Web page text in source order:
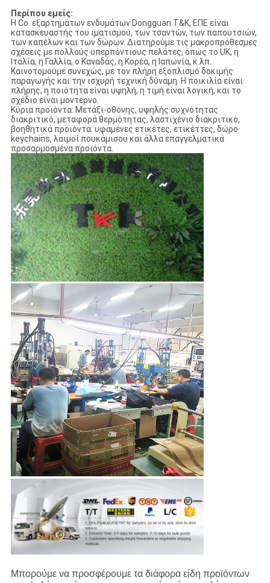
Περίπου εμείς:
Η Co. εξαρτημάτων ενδυμάτων Dongguan T&K, ΕΠΕ είναι
κατασκευαστής του ιματισμού, των τσαντών, των παπουτσιών,
των καπέλων και των δώρων. Διατηρούμε τις μακροπρόθεσμες
σχέσεις με πολλούς υπερπόντιους πελάτες, όπως το UK, η
Ιταλία, η Γαλλία, ο Καναδάς, η Κορέα, η Ιαπωνία, κ.λπ.
Καινοτομούμε συνεχώς, με τον πλήρη εξοπλισμό δοκιμής
παραγωγής και την ισχυρή τεχνική δύναμη. Η ποικιλία είναι
πλήρης, η ποιότητα είναι υψηλή, η τιμή είναι λογική, και το
σχέδιο είναι μοντέρνο.
Κύρια προϊόντα: Μετάξι-οθόνης, υψηλής συχνότητας
διακριτικό, μεταφορά θερμότητας, λαστιχένιο διακριτικό,
βοηθητικά προϊόντα: υφαμένες ετικέτες, ετικέττες, δώρο
keychains, λαιμοί πουκάμισου και άλλα επαγγελματικά
προσαρμοσμένα προϊόντα.
Μπορούμε να προσφέρουμε τα διάφορα είδη προϊόντων